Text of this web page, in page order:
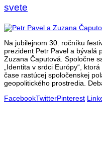
svete
Na jubilejnom 30. ročníku
prezident Petr Pavel a bývalá
Zuzana Čaputová. Spoločne
„Identita v srdci Európy“,
čase rastúcej spoločenskej
geopolitického prostredia.
FacebookTwitterPinterest